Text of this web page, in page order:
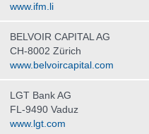
www.ifm.li
BELVOIR CAPITAL AG
CH-8002 Zürich
www.belvoircapital.com
LGT Bank AG
FL-9490 Vaduz
www.lgt.com